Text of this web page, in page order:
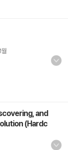
and
(Hardc